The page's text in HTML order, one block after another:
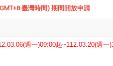
臺灣時間) 期間開放申請
週一)09:00起~112.03.20(週一